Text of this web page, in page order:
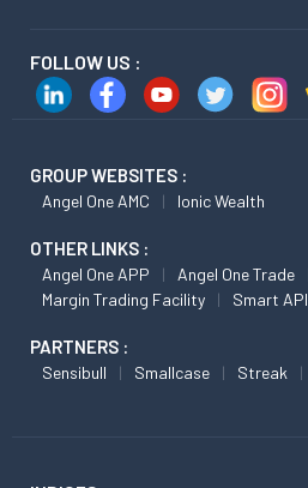
FOLLOW US :
GROUP WEBSITES :
Angel One AMC Ionic Wealth
OTHER LINKS :
Angel One APP Angel One Trade
Margin Trading Facility
Smart API
PARTNERS :
Sensibull Smallcase Streak